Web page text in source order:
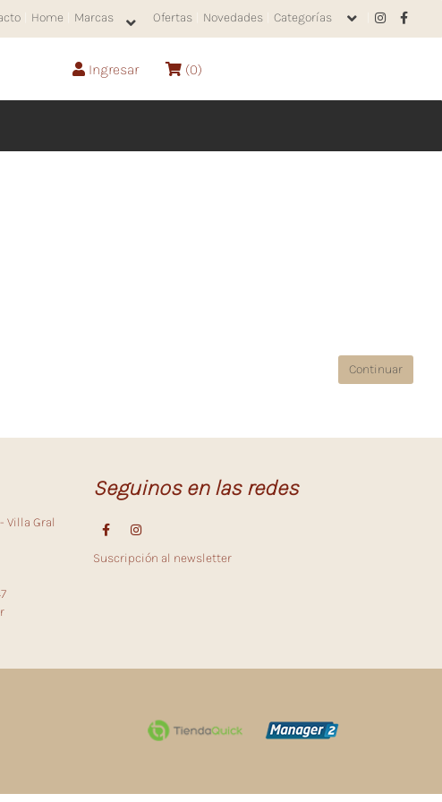
Home Marcas Ofertas Novedades Categorías
Ingresar (0)
Continuar
Villa Gral
Seguinos en las redes
Suscripción al newsletter